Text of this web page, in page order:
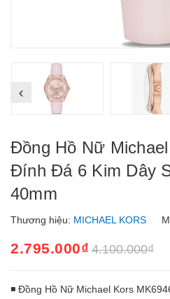
Đồng Hồ Nữ
Đính Đá 6 Kim Dây
40mm
Thương hiệu: MICHAEL KORS
2.795.000₫ 4.100.000₫
◾ Đồng Hồ Nữ Michael Kors